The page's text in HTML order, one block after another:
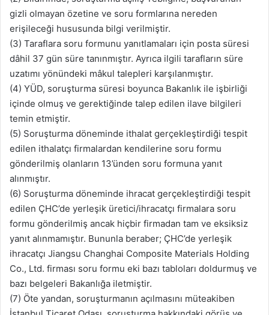
gizli olmayan özetine ve soru formlarına nereden
erişileceği hususunda bilgi verilmiştir.
(3) Taraflara soru formunu yanıtlamaları için posta süresi
dâhil 37 gün süre tanınmıştır. Ayrıca ilgili tarafların süre
uzatımı yönündeki mâkul talepleri karşılanmıştır.
(4) YÜD, soruşturma süresi boyunca Bakanlık ile işbirliği
içinde olmuş ve gerektiğinde talep edilen ilave bilgileri
temin etmiştir.
(5) Soruşturma döneminde ithalat gerçekleştirdiği tespit
edilen ithalatçı firmalardan kendilerine soru formu
gönderilmiş olanların 13’ünden soru formuna yanıt
alınmıştır.
(6) Soruşturma döneminde ihracat gerçekleştirdiği tespit
edilen ÇHC’de yerleşik üretici/ihracatçı firmalara soru
formu gönderilmiş ancak hiçbir firmadan tam ve eksiksiz
yanıt alınmamıştır. Bununla beraber; ÇHC’de yerleşik
ihracatçı Jiangsu Changhai Composite Materials Holding
Co., Ltd. firması soru formu eki bazı tabloları doldurmuş ve
bazı belgeleri Bakanlığa iletmiştir.
(7) Öte yandan, soruşturmanın açılmasını müteakiben